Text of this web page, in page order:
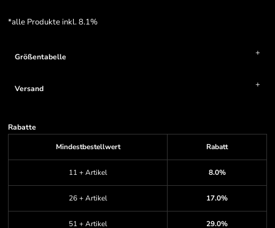
*alle Produkte inkl. 8.1%
Größentabelle
Versand
Rabatte
Mindestbestellwert
Rabatt
11 + Artikel 8.0%
26 + Artikel 17.0%
51 + Artikel 29.0%